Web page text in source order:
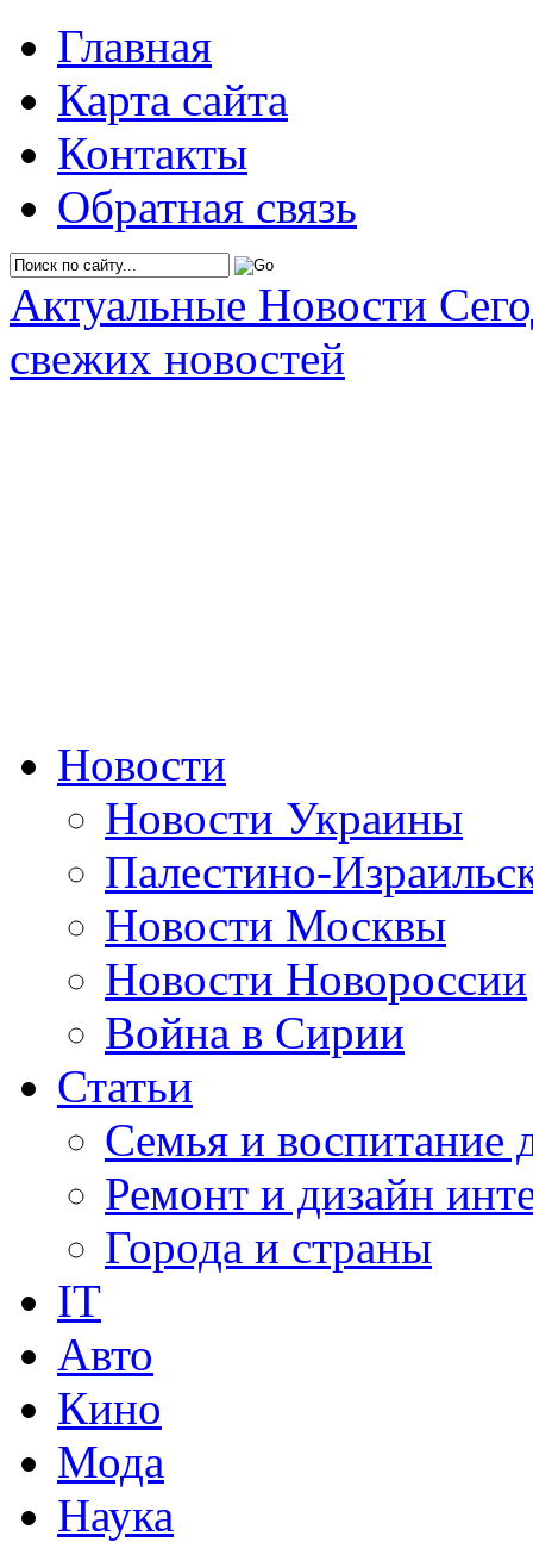
Главная
Карта сайта
Контакты
Обратная связь
Актуальные Новости
свежих новостей
Новости
Новости Украины
Палестино-
Новости Москвы
Новости Новороссии
Война в Сирии
Статьи
Семья и воспитание
Ремонт и дизайн
Города и страны
IT
Авто
Кино
Мода
Наука